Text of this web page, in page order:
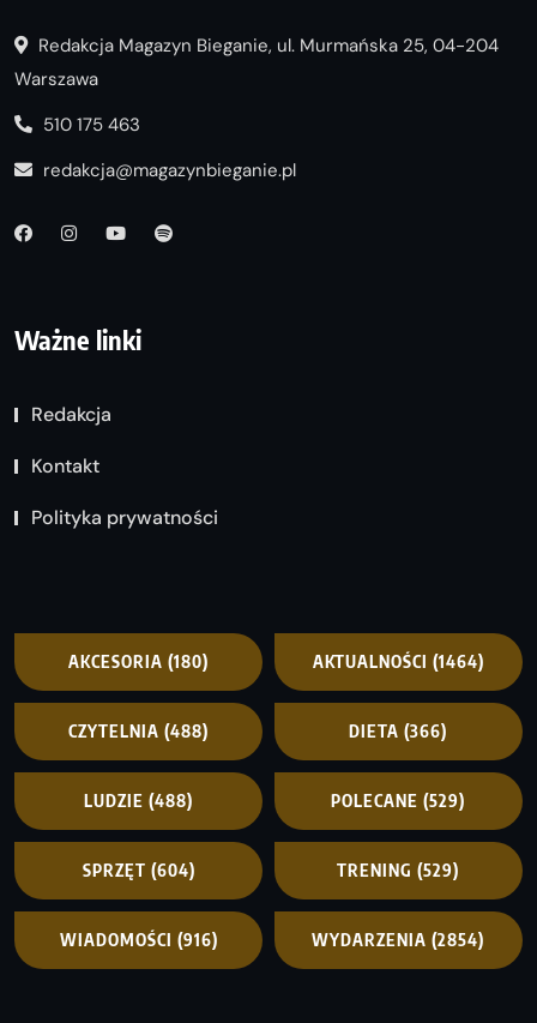
Redakcja Magazyn Bieganie, ul. Murmańska 25, 04-204
Warszawa
510 175 463
redakcja@magazynbieganie.pl
Ważne linki
Redakcja
Kontakt
Polityka prywatności
AKCESORIA (180) AKTUALNOŚCI (1464)
CZYTELNIA (488) DIETA (366)
LUDZIE (488) POLECANE (529)
SPRZĘT (604) TRENING (529)
WIADOMOŚCI (916) WYDARZENIA (2854)